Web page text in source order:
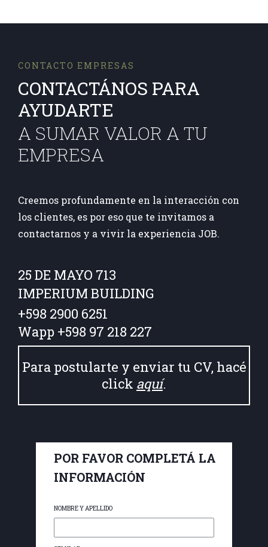
CONTACTO EMPRESAS
CONTACTÁNOS PARA
AYUDARTE
A SUMAR VALOR A TU
EMPRESA
Creemos profundamente en la interacción con
los clientes, es por eso que te invitamos a
contactarnos y a vivir la experiencia JOB.
25 DE MAYO 713
IMPERIUM BUILDING
+598 2900 6251
Wapp +598 97 218 227
Para postularte y enviar tu CV, hacé
click aquí.
POR FAVOR COMPLETÁ LA
INFORMACIÓN
NOMBRE Y APELLIDO